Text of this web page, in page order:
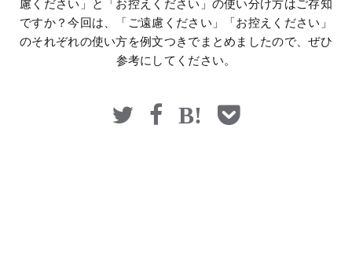
慮ください」と「お控えください」の使い分け方はご存知
ですか？今回は、「ご遠慮ください」「お控えください」
のそれぞれの使い方を例文つきでまとめましたので、ぜひ
参考にしてください。